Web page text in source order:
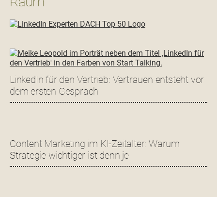
LinkedIn für den Vertrieb: Vertrauen entsteht vor
dem ersten Gespräch
Content Marketing im KI-Zeitalter: Warum
Strategie wichtiger ist denn je